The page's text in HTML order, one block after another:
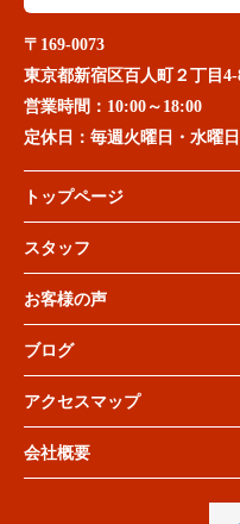
〒169-0073
東京都新宿区百人町２丁目4-
営業時間： 10:00～18:00
定休日： 毎週火曜日・水曜日
トップページ
スタッフ
お客様の声
ブログ
アクセスマップ
会社概要